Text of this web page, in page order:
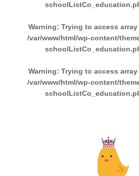
Warning: Trying to access
/var/www/html/wp-content/
Warning: Trying to access
/var/www/html/wp-content/